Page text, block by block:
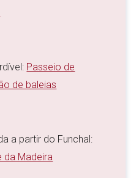
Passeio de
de baleias
a partir do Funchal:
da Madeira